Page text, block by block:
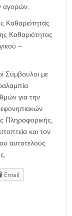
αγορών.
Καθαριότητας
Καθαριότητας
–
Σύμβουλοι με
για την
Πληροφορικής,
και τον
αυτοτελούς
Email